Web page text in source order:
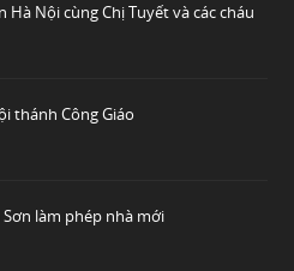
Nội cùng Chị Tuyết và các cháu
thánh Công Giáo
làm phép nhà mới